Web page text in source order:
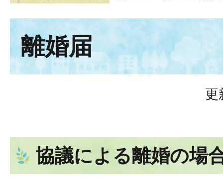
離婚届
更
協議による離婚の場